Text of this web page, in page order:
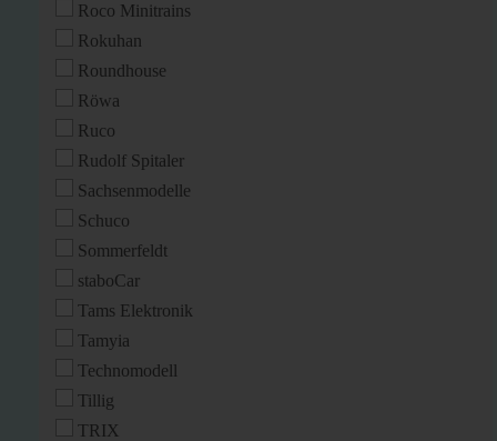
Roco Minitrains
Rokuhan
Roundhouse
Röwa
Ruco
Rudolf Spitaler
Sachsenmodelle
Schuco
Sommerfeldt
staboCar
Tams Elektronik
Tamyia
Technomodell
Tillig
TRIX